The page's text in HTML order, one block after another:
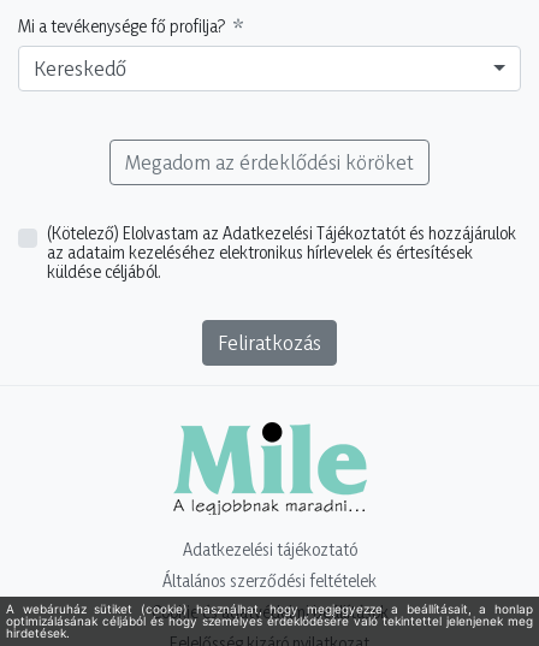
Mi a tevékenysége fő profilja?
Kereskedő
Megadom az érdeklődési köröket
(Kötelező) Elolvastam az Adatkezelési Tájékoztatót és hozzájárulok
az adataim kezeléséhez elektronikus hírlevelek és értesítések
küldése céljából.
Feliratkozás
Adatkezelési tájékoztató
Általános szerződési feltételek
Cookie és adatvédelmi beállítások